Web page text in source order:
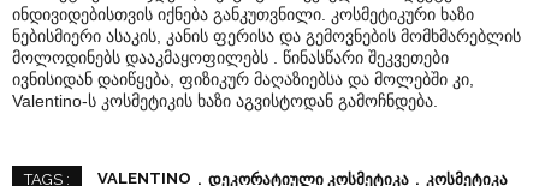
ინდივიდებისთვის იქნება განკუთვნილი. კოსმეტიკური ხაზი
ნებისმიერი ასაკის, კანის ფერისა და გემოვნების მომხმარებლის
მოლოდინებს დააკმაყოფილებს . წინასწარი შეკვეთები
ივნისიდან დაიწყება, ფიზიკურ მაღაზიებსა და მოლებში კი,
Valentino-ს კოსმეტიკის ხაზი აგვისტოდან გამოჩნდება.
TAGS : VALENTINO ᲓᲔᲙᲝᲠᲐᲢᲘᲣᲚᲘ ᲙᲝᲡᲛᲔᲢᲘᲙᲐ ᲙᲝᲡᲛᲔᲢᲘᲙᲐ